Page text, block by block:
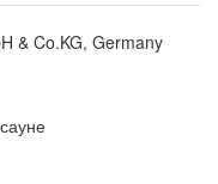
& Co.KG, Germany